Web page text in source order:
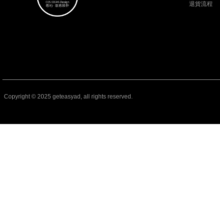
退貨流程
Copyright © 2025 geteasyad, all rights reserved.